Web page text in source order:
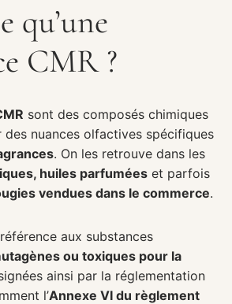
qu’une
CMR ?
sont des composés chimiques
des nuances olfactives spécifiques
. On les retrouve dans les
huiles parfumées et parfois
vendues dans le commerce.
aux substances
ou toxiques pour la
ainsi par la réglementation
l’Annexe VI du règlement